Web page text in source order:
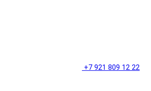
+7 921 809 12 22